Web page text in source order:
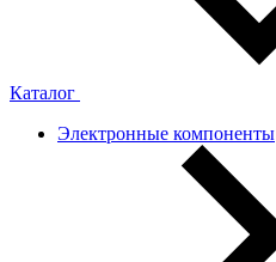
Каталог
Электронные компоненты